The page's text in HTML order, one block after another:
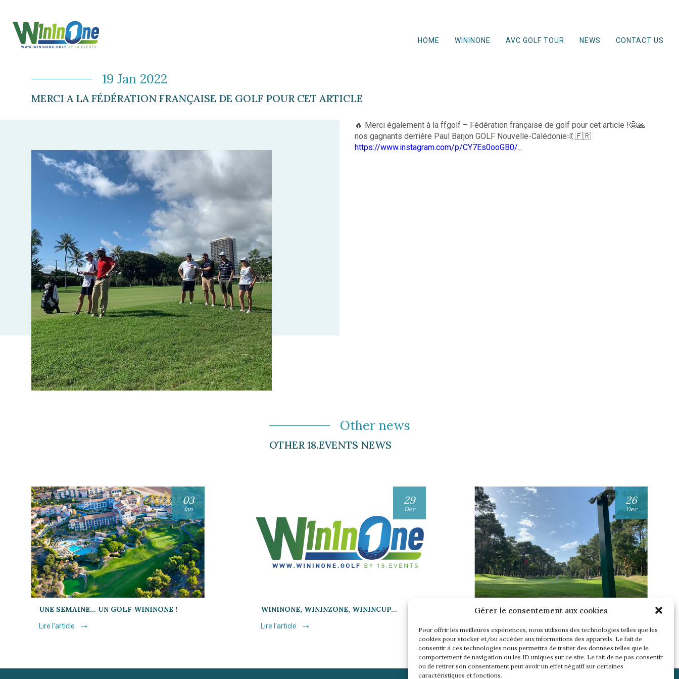
Gérer le consentement aux cookies
Pour offrir les meilleures expériences, nous utilisons des technologies telles que les
cookies pour stocker et/ou accéder aux informations des appareils. Le fait de
consentir à ces technologies nous permettra de traiter des données telles que le
comportement de navigation ou les ID uniques sur ce site. Le fait de ne pas consentir
ou de retirer son consentement peut avoir un effet négatif sur certaines
caractéristiques et fonctions.
HOME WININONE AVC GOLF TOUR NEWS CONTACT US
19 Jan 2022
MERCI A LA FÉDÉRATION FRANÇAISE DE GOLF POUR CET ARTICLE
🔥 Merci également à la ffgolf – Fédération française de golf pour cet article !🤩🙏
nos gagnants derrière Paul Barjon GOLF Nouvelle-Calédonie🤙🇫🇷
https://www.instagram.com/p/CY7Es0ooGB0/...
Other news
OTHER 18.EVENTS NEWS
03
Jan
UNE SEMAINE… UN GOLF WININONE !
Lire l'article
29
Dec
WININONE, WININZONE, WININCUP…
Lire l'article
26
Dec
UNE SEMAINE… TOUS LES GOLFS
Lire l'article